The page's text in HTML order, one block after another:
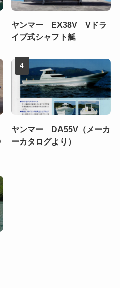
ヤンマー EX38V Vドラ
イブ式シャフト艇
ヤンマー DA55V（メーカ
ーカタログより）